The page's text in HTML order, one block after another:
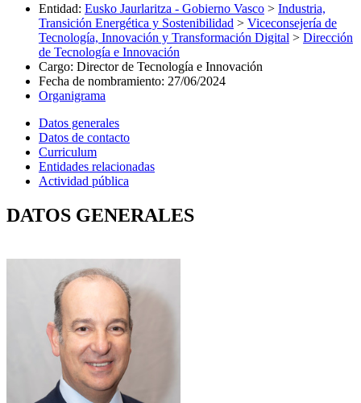
Entidad: Eusko Jaurlaritza - Gobierno Vasco > Industria,
Transición Energética y Sostenibilidad > Viceconsejería de
Tecnología, Innovación y Transformación Digital > Dirección
de Tecnología e Innovación
Cargo: Director de Tecnología e Innovación
Fecha de nombramiento: 27/06/2024
Organigrama
Datos generales
Datos de contacto
Curriculum
Entidades relacionadas
Actividad pública
DATOS GENERALES